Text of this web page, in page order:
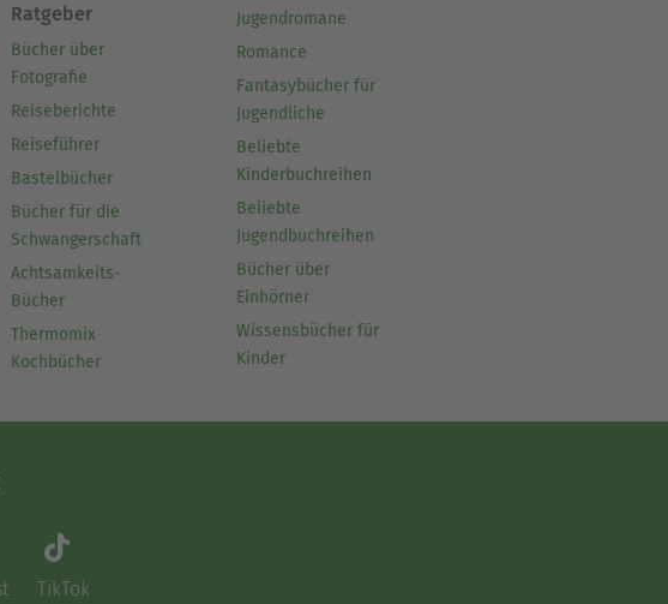
Ratgeber
Bücher über
Fotografie
Reiseberichte
Reiseführer
Bastelbücher
Bücher für die
Schwangerschaft
Achtsamkeits-
Bücher
Thermomix
Kochbücher
Jugendromane
Romance
Fantasybücher für
Jugendliche
Beliebte
Kinderbuchreihen
Beliebte
Jugendbuchreihen
Bücher über
Einhörner
Wissensbücher für
Kinder
TikTok